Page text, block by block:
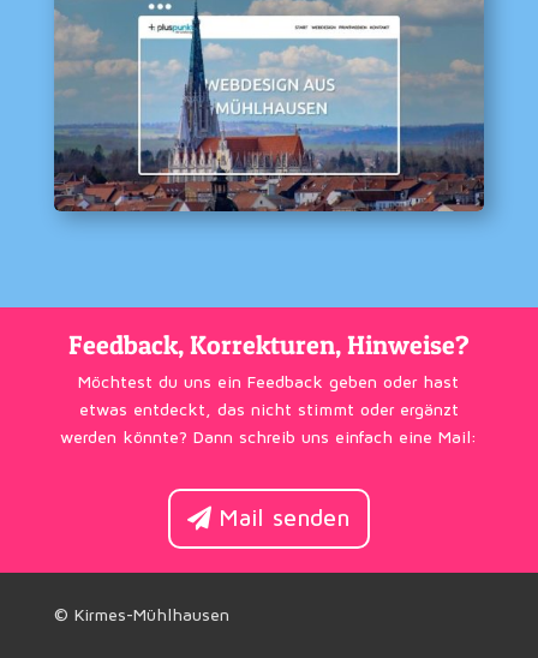
Feedback, Korrekturen, Hinweise?
Möchtest du uns ein Feedback geben oder hast
etwas entdeckt, das nicht stimmt oder ergänzt
werden könnte? Dann schreib uns einfach eine Mail:
Mail senden
© Kirmes-Mühlhausen